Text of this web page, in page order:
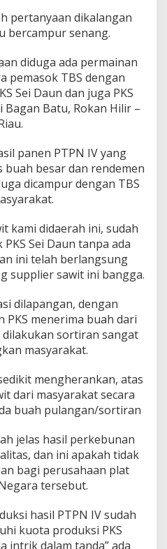
pertanyaan dikalangan
bercampur senang.
diduga ada permainan
pemasok TBS dengan
Sei Daun dan juga PKS
Batu, Rokan Hilir –
panen PTPN IV yang
besar dan rendemen
dicampur dengan TBS
kami didaerah ini, sudah
Sei Daun tanpa ada
ini telah berlangsung
supplier sawit ini bangga.
dilapangan, dengan
PKS menerima buah dari
sortiran sangat
masyarakat.
mengherankan, atas
dari masyarakat secara
buah pulangan/sortiran
jelas hasil perkebunan
dan ini apakah tidak
bagi perusahaan plat
tersebut.
hasil PTPN IV sudah
kuota produksi PKS
intrik dalam tanda” ada